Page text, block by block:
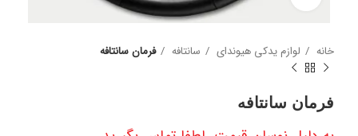
خانه لوازم یدکی هیوندای سانتافه فرمان سانتافه
فرمان سانتافه